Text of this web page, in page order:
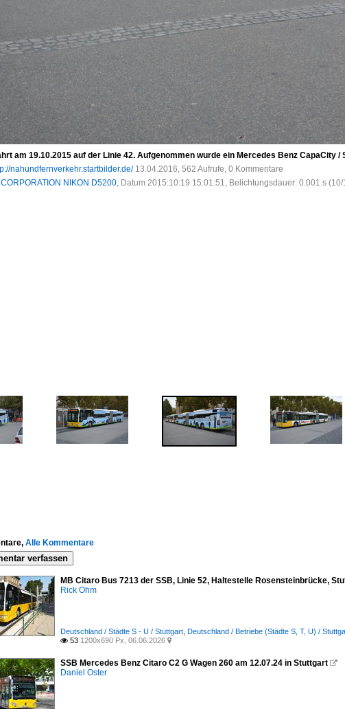
am 19.10.2015 auf der Linie 42. Aufgenommen wurde ein Mercedes Benz CapaCity
nahundfernverkehr.startbilder.de/ 13.04.2016, 562 Aufrufe, 0 Kommentare
NIKON D5200, Datum 2015:10:19 15:01:51, Belichtungsdauer: 0.001 s
Alle Kommentare
verfassen
MB Citaro Bus 7213 der SSB, Linie 52, Haltestelle Rosensteinbrücke,
Rick Ohm
Deutschland / Städte S - U / Stuttgart Deutschland / Betriebe (Städte S, T, U) /
 53 1200x690 Px, 06.06.2026 
SSB Mercedes Benz Citaro C2 G Wagen 260 am 12.07.24 in Stuttgart 
Daniel Oster